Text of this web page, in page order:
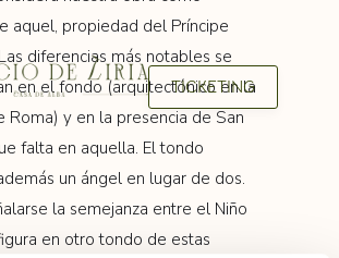
TICKETING
aquel, propiedad del Príncipe
diferencias más notables se
en el fondo (arquitectónico en la
Roma) y en la presencia de San
falta en aquella. El tondo
un ángel en lugar de dos.
la semejanza entre el Niño
en otro tondo de estas